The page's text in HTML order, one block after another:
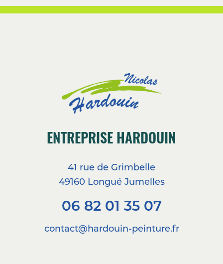
FOOTER
ENTREPRISE HARDOUIN
41 rue de Grimbelle
49160 Longué Jumelles
06 82 01 35 07
contact@hardouin-peinture.fr